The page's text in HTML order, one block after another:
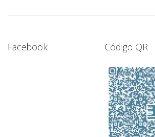
Facebook Código QR